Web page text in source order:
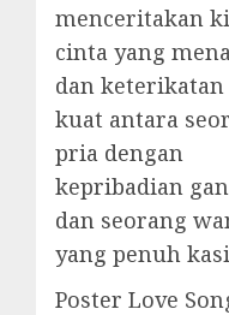
menceritakan
cinta yang
dan keterikatan
kuat antara
pria dengan
kepribadian
dan seorang
yang penuh
Poster Love